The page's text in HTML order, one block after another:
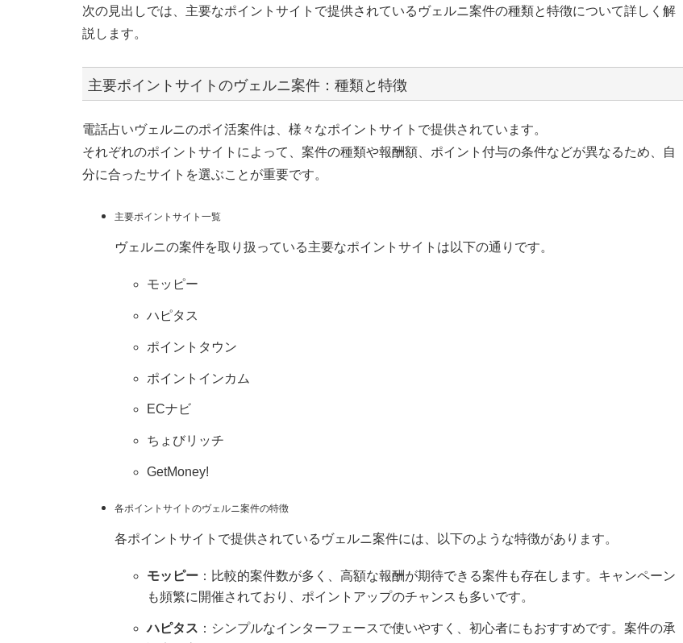
次の見出しでは、主要なポイントサイトで提供されているヴェルニ案件の種類と特徴について詳しく解
説します。
主要ポイントサイトのヴェルニ案件：種類と特徴
電話占いヴェルニのポイ活案件は、様々なポイントサイトで提供されています。
それぞれのポイントサイトによって、案件の種類や報酬額、ポイント付与の条件などが異なるため、自
分に合ったサイトを選ぶことが重要です。
主要ポイントサイト一覧
ヴェルニの案件を取り扱っている主要なポイントサイトは以下の通りです。
モッピー
ハピタス
ポイントタウン
ポイントインカム
ECナビ
ちょびリッチ
GetMoney!
各ポイントサイトのヴェルニ案件の特徴
各ポイントサイトで提供されているヴェルニ案件には、以下のような特徴があります。
モッピー ：比較的案件数が多く、高額な報酬が期待できる案件も存在します。キャンペーン
も頻繁に開催されており、ポイントアップのチャンスも多いです。
ハピタス ：シンプルなインターフェースで使いやすく、初心者にもおすすめです。案件の承